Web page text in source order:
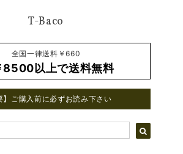
T-Baco
全国一律送料￥660
8500以上で送料無料
】ご購入前に必ずお読み下さい